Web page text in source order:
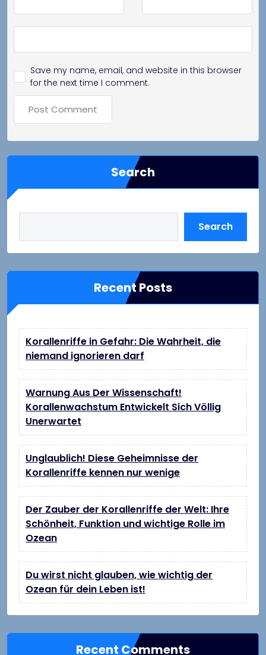
Save my name, email, and website in this browser
for the next time I comment.
Search
Search
Recent Posts
Korallenriffe in Gefahr: Die Wahrheit, die
niemand ignorieren darf
Warnung Aus Der Wissenschaft!
Korallenwachstum Entwickelt Sich Völlig
Unerwartet
Unglaublich! Diese Geheimnisse der
Korallenriffe kennen nur wenige
Der Zauber der Korallenriffe der Welt: Ihre
Schönheit, Funktion und wichtige Rolle im
Ozean
Du wirst nicht glauben, wie wichtig der
Ozean für dein Leben ist!
Recent Comments